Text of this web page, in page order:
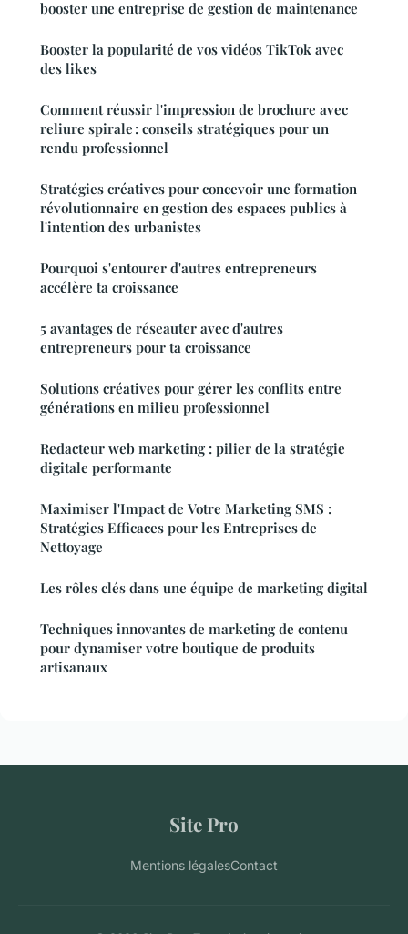
booster une entreprise de gestion de maintenance
Booster la popularité de vos vidéos TikTok avec
des likes
Comment réussir l'impression de brochure avec
reliure spirale : conseils stratégiques pour un
rendu professionnel
Stratégies créatives pour concevoir une formation
révolutionnaire en gestion des espaces publics à
l'intention des urbanistes
Pourquoi s'entourer d'autres entrepreneurs
accélère ta croissance
5 avantages de réseauter avec d'autres
entrepreneurs pour ta croissance
Solutions créatives pour gérer les conflits entre
générations en milieu professionnel
Redacteur web marketing : pilier de la stratégie
digitale performante
Maximiser l'Impact de Votre Marketing SMS :
Stratégies Efficaces pour les Entreprises de
Nettoyage
Les rôles clés dans une équipe de marketing digital
Techniques innovantes de marketing de contenu
pour dynamiser votre boutique de produits
artisanaux
Site Pro
Mentions légalesContact